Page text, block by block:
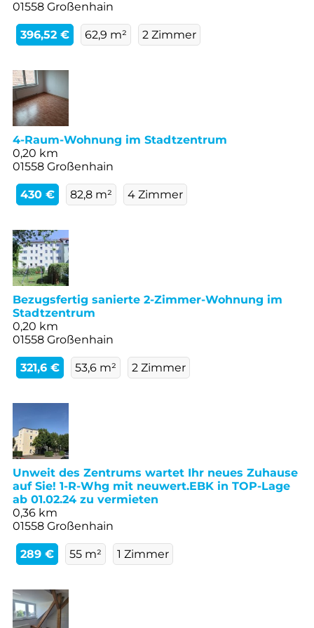
01558 Großenhain
396,52 € 62,9 m² 2 Zimmer
4-Raum-Wohnung im Stadtzentrum
0,20 km
01558 Großenhain
430 € 82,8 m² 4 Zimmer
Bezugsfertig sanierte 2-Zimmer-Wohnung im
Stadtzentrum
0,20 km
01558 Großenhain
321,6 € 53,6 m² 2 Zimmer
Unweit des Zentrums wartet Ihr neues Zuhause
auf Sie! 1-R-Whg mit neuwert.EBK in TOP-Lage
ab 01.02.24 zu vermieten
0,36 km
01558 Großenhain
289 € 55 m² 1 Zimmer